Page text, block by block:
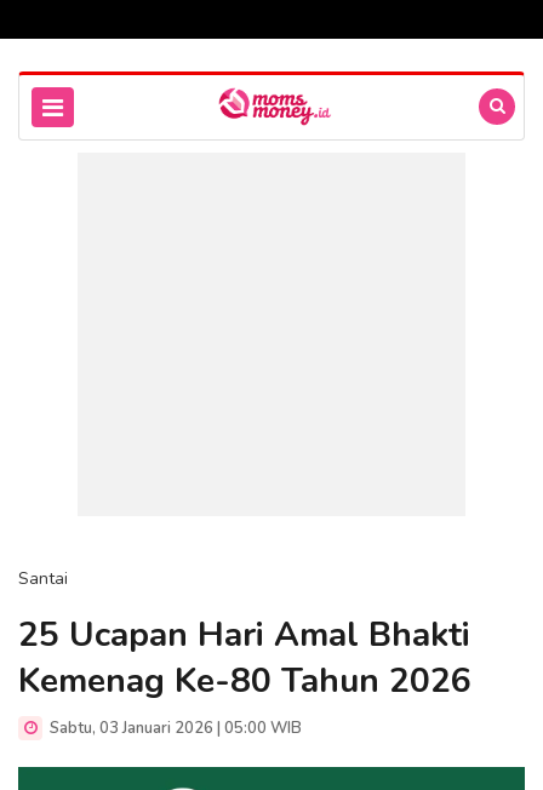
Santai
25 Ucapan Hari Amal Bhakti
Kemenag Ke-80 Tahun 2026
Sabtu, 03 Januari 2026 | 05:00 WIB